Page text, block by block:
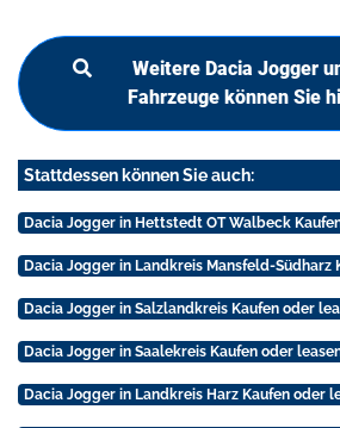
Weitere Dacia Jogger
Fahrzeuge können Sie
Stattdessen können Sie auch:
Dacia Jogger in Hettstedt OT Walbeck
Dacia Jogger in Landkreis Mansfeld-Südharz
Dacia Jogger in Salzlandkreis Kaufen oder
Dacia Jogger in Saalekreis Kaufen oder
Dacia Jogger in Landkreis Harz Kaufen oder